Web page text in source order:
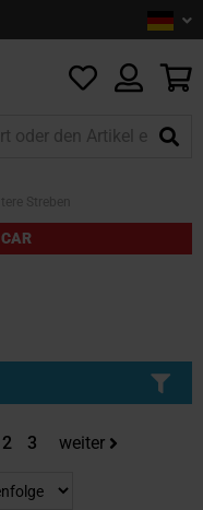
lesen gerade die Seite
Seite
2 Seite
3 weiter